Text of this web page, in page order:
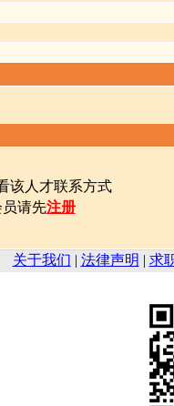
该人才联系方式
请先注册
关于我们 | 法律声明 | 求